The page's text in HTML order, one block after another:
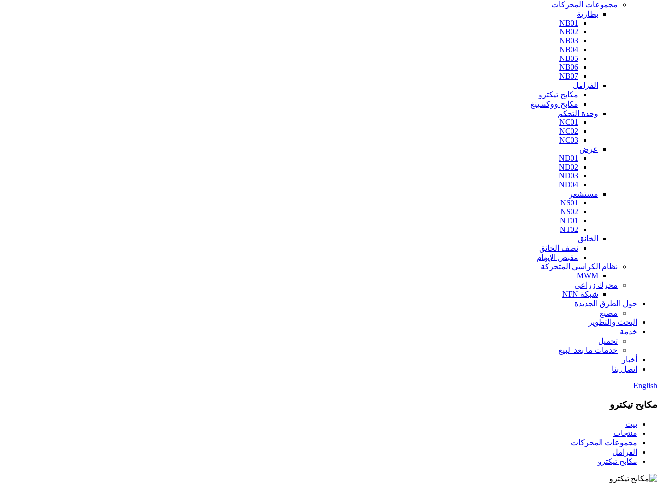
مجموعات المحركات
بطارية
NB01
NB02
NB03
NB04
NB05
NB06
NB07
الفرامل
مكابح تيكترو
مكابح ووكسينغ
وحدة التحكم
NC01
NC02
NC03
عرض
ND01
ND02
ND03
ND04
مستشعر
NS01
NS02
NT01
NT02
الخانق
نصف الخانق
مقبض الإبهام
نظام الكراسي المتحركة
MWM
محرك زراعي
شبكة NFN
حول الطرق الجديدة
مصنع
البحث والتطوير
خدمة
تحميل
خدمات ما بعد البيع
أخبار
اتصل بنا
English
مكابح تيكترو
بيت
منتجات
مجموعات المحركات
الفرامل
مكابح تيكترو